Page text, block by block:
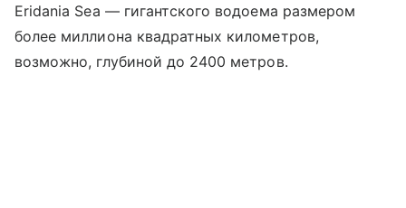
Eridania Sea — гигантского водоема размером
более миллиона квадратных километров,
возможно, глубиной до 2400 метров.